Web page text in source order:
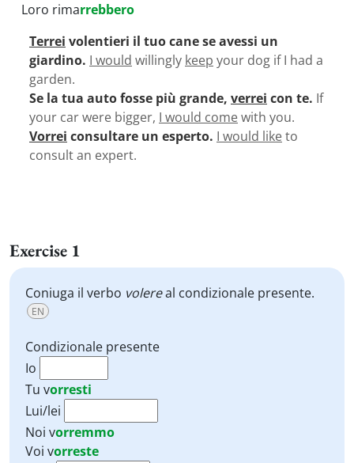
Loro rimarrebbero
Terrei volentieri il tuo cane se avessi un
giardino. I would willingly keep your dog if I had a
garden.
Se la tua auto fosse più grande, verrei con te. If
your car were bigger, I would comewith you.
Vorrei consultare un esperto. I would liketo
consult an expert.
Exercise 1
Coniuga il verbo volereal condizionale presente.
EN
Condizionale presente
Io
Tu vorresti
Lui/lei
Noi vorremmo
Voi vorreste